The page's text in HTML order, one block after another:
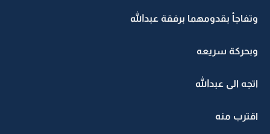
وتفاجأ بقدومهما برفقة عبدالله
وبحركة سريعه
اتجه الى عبدالله
اقترب منه